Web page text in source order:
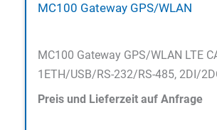
MC100 Gateway GPS/WLAN
MC100 Gateway GPS/WLAN LTE
1ETH/USB/RS-232/RS-485, 2DI/
Preis und Lieferzeit auf Anfrage